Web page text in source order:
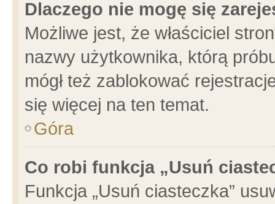
Dlaczego nie mogę się
Możliwe jest, że właściciel
nazwy użytkownika, którą
mógł też zablokować
się więcej na ten temat.
Góra
Co robi funkcja „Usuń
Funkcja „Usuń ciasteczka”